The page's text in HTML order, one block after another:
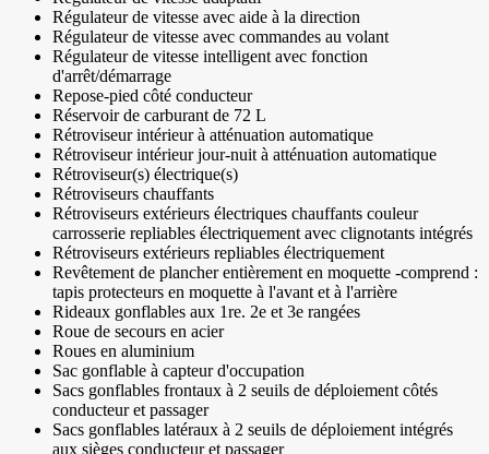
Régulateur de vitesse avec aide à la direction
Régulateur de vitesse avec commandes au volant
Régulateur de vitesse intelligent avec fonction
d'arrêt/démarrage
Repose-pied côté conducteur
Réservoir de carburant de 72 L
Rétroviseur intérieur à atténuation automatique
Rétroviseur intérieur jour-nuit à atténuation automatique
Rétroviseur(s) électrique(s)
Rétroviseurs chauffants
Rétroviseurs extérieurs électriques chauffants couleur
carrosserie repliables électriquement avec clignotants intégrés
Rétroviseurs extérieurs repliables électriquement
Revêtement de plancher entièrement en moquette -comprend :
tapis protecteurs en moquette à l'avant et à l'arrière
Rideaux gonflables aux 1re. 2e et 3e rangées
Roue de secours en acier
Roues en aluminium
Sac gonflable à capteur d'occupation
Sacs gonflables frontaux à 2 seuils de déploiement côtés
conducteur et passager
Sacs gonflables latéraux à 2 seuils de déploiement intégrés
aux sièges conducteur et passager